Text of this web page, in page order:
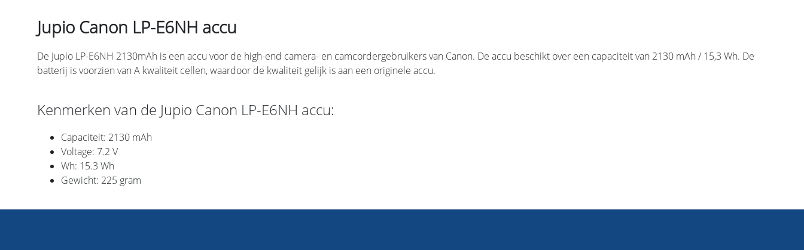
Jupio Canon LP-E6NH accu
De Jupio LP-E6NH 2130mAh is een accu voor de high-end camera- en camcordergebruikers van Canon. De accu beschikt over een capaciteit van 2130 mAh / 15,3 Wh. De
batterij is voorzien van A kwaliteit cellen, waardoor de kwaliteit gelijk is aan een originele accu.
Kenmerken van de Jupio Canon LP-E6NH accu:
Capaciteit: 2130 mAh
Voltage: 7.2 V
Wh: 15.3 Wh
Gewicht: 225 gram